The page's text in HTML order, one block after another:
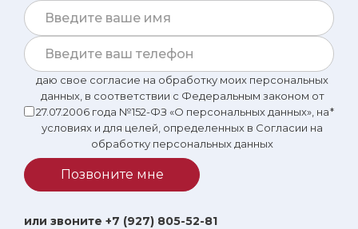
первый взгляд, я бы тоже могла посоветовать Цисану
Бессарионовну.
даю свое согласие на обработку моих персональных
данных, в соответствии с Федеральным законом от
27.07.2006 года №152-ФЗ «О персональных данных», на
условиях и для целей, определенных в Согласии на
обработку персональных данных
*
Позвоните мне
или звоните +7 (927) 805-52-81